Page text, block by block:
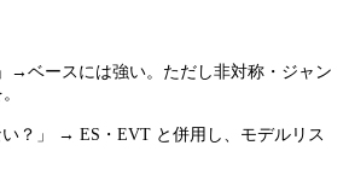
→ベースには強い。ただし非対称・ジャン
い？」 → ES・EVT と併用し、モデルリス